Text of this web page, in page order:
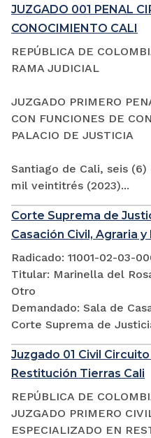
JUZGADO 001 PENAL
CONOCIMIENTO CALI
REPÚBLICA DE
RAMA JUDICIAL
JUZGADO PRIMERO
CON FUNCIONES DE
PALACIO DE JUSTICIA
Santiago de Cali, seis
mil veintitrés (2023)...
Corte Suprema de
Casación Civil, Agraria y
Radicado: 11001-02-03-
Titular: Marinella del
Otro
Demandado: Sala de
Corte Suprema de
Juzgado 01 Civil
Restitución Tierras Cali
REPÚBLICA DE
JUZGADO PRIMERO
ESPECIALIZADO EN